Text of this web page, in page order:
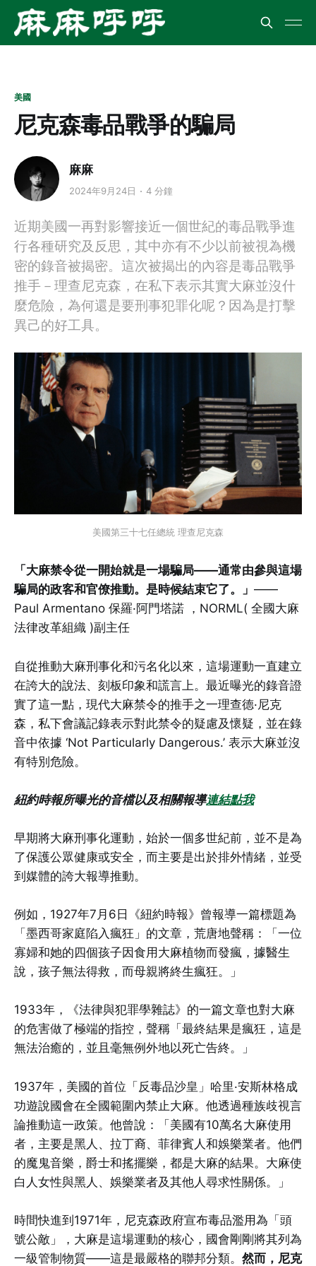
美國
尼克森毒品戰爭的騙局
麻麻
2024年9月24日 4 分鐘
近期美國一再對影響接近一個世紀的毒品戰爭進
行各種研究及反思，其中亦有不少以前被視為機
密的錄音被揭密。這次被揭出的內容是毒品戰爭
推手－理查尼克森，在私下表示其實大麻並沒什
麼危險，為何還是要刑事犯罪化呢？因為是打擊
異己的好工具。
美國第三十七任總統 理查尼克森
「大麻禁令從一開始就是一場騙局——通常由參與這場
騙局的政客和官僚推動。是時候結束它了。」 ——
Paul Armentano 保羅·阿門塔諾 ，NORML( 全國大麻
法律改革組織 )副主任
自從推動大麻刑事化和污名化以來，這場運動一直建立
在誇大的說法、刻板印象和謊言上。最近曝光的錄音證
實了這一點，現代大麻禁令的推手之一理查德·尼克
森，私下會議記錄表示對此禁令的疑慮及懷疑，並在錄
音中依據 ‘Not Particularly Dangerous.’ 表示大麻並沒
有特別危險。
紐約時報所曝光的音檔以及相關報導連結點我
早期將大麻刑事化運動，始於一個多世紀前，並不是為
了保護公眾健康或安全，而主要是出於排外情緒，並受
到媒體的誇大報導推動。
例如，1927年7月6日《紐約時報》曾報導一篇標題為
「墨西哥家庭陷入瘋狂」的文章，荒唐地聲稱：「一位
寡婦和她的四個孩子因食用大麻植物而發瘋，據醫生
說，孩子無法得救，而母親將終生瘋狂。」
1933年，《法律與犯罪學雜誌》的一篇文章也對大麻
的危害做了極端的指控，聲稱「最終結果是瘋狂，這是
無法治癒的，並且毫無例外地以死亡告終。」
1937年，美國的首位「反毒品沙皇」哈里·安斯林格成
功遊說國會在全國範圍內禁止大麻。他透過種族歧視言
論推動這一政策。他曾說：「美國有10萬名大麻使用
者，主要是黑人、拉丁裔、菲律賓人和娛樂業者。他們
的魔鬼音樂，爵士和搖擺樂，都是大麻的結果。大麻使
白人女性與黑人、娛樂業者及其他人尋求性關係。」
時間快進到1971年，尼克森政府宣布毒品濫用為「頭
號公敵」，大麻是這場運動的核心，國會剛剛將其列為
一級管制物質——這是最嚴格的聯邦分類。 然而，尼克